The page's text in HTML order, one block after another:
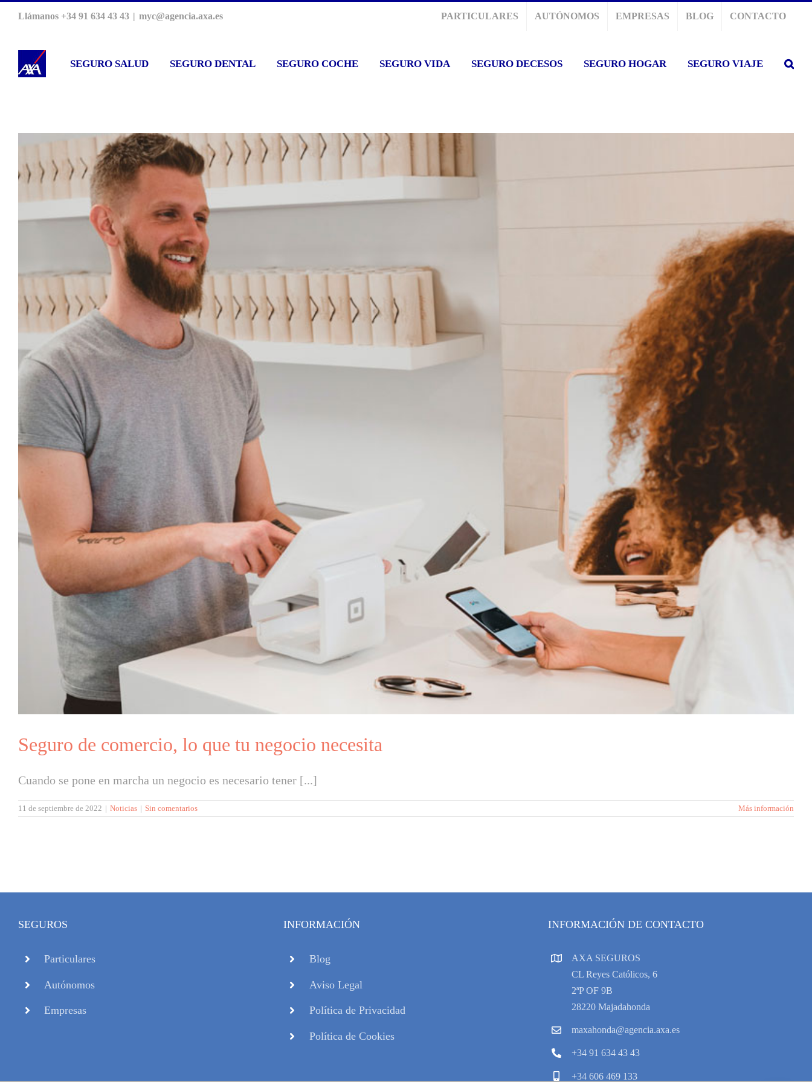
Llámanos +34 91 634 43 43 | myc@agencia.axa.es PARTICULARES AUTÓNOMOS EMPRESAS BLOG CONTACTO
SEGURO SALUD SEGURO DENTAL SEGURO COCHE SEGURO VIDA SEGURO DECESOS SEGURO HOGAR SEGURO VIAJE
Seguro de comercio, lo que tu negocio necesita
Cuando se pone en marcha un negocio es necesario tener [...]
11 de septiembre de 2022 | Noticias | Sin comentarios Más información
SEGUROS
Particulares
Autónomos
Empresas
INFORMACIÓN
Blog
Aviso Legal
Política de Privacidad
Política de Cookies
INFORMACIÓN DE CONTACTO
AXA SEGUROS
CL Reyes Católicos, 6
2ªP OF 9B
28220 Majadahonda
maxahonda@agencia.axa.es
+34 91 634 43 43
+34 606 469 133